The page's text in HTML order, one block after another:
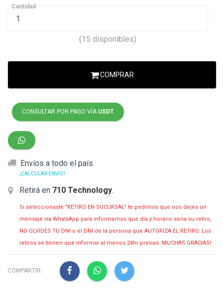
Cantidad
(15 disponibles)
COMPRAR
CONSULTAR POR PAGO VÍA USDT
Envíos a todo el país
¡CALCULAR ENVÍO!
Retirá en 710 Technology.
Si seleccionaste "RETIRO EN SUCURSAL" te pedimos que nos dejes un
mensaje vía WhatsApp para informarnos que día y horario seria su retiro,
NO OLVIDES TU DNI o el DNI de la persona que AUTORIZA EL RETIRO. Los
retiros se tienen que informar al menos 24hr previas. MUCHAS GRACIAS!
COMPARTIR: